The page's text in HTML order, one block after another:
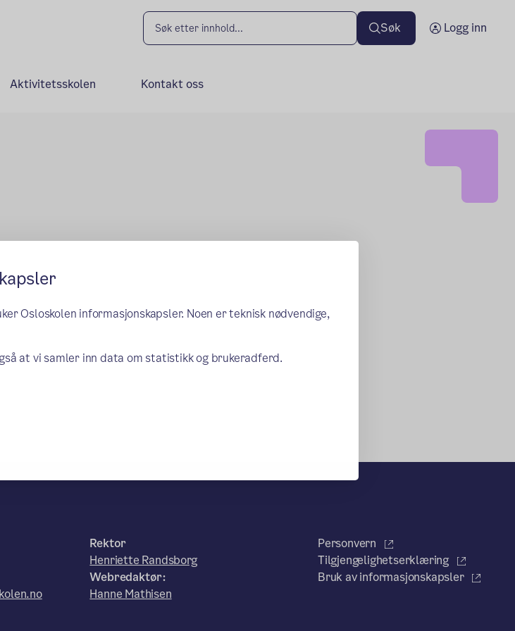
Osloskolen informasjonskapsler. Noen er teknisk nødvendige,
at vi samler inn data om statistikk og brukeradferd.
Søk Logg inn
Aktivitetsskolen Kontakt oss
Rektor
Henriette Randsborg
Webredaktør:
Hanne Mathisen
Personvern
Tilgjengelighetserklæring
Bruk av informasjonskapsler